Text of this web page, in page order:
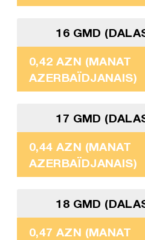
16 GMD
0,42 AZN (MANAT
AZERBAÏDJANAIS)
17 GMD
0,44 AZN (MANAT
AZERBAÏDJANAIS)
18 GMD
0,47 AZN (MANAT